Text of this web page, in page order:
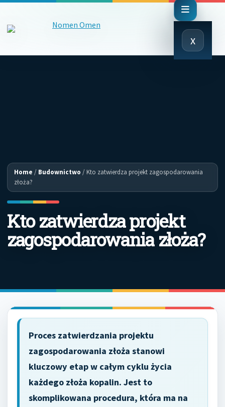
x
Close
Menu
Home / Budownictwo /Kto zatwierdza projekt zagospodarowania
złoża?
Kto zatwierdza projekt
zagospodarowania złoża?
Proces zatwierdzania projektu
zagospodarowania złoża stanowi
kluczowy etap w całym cyklu życia
każdego złoża kopalin. Jest to
skomplikowana procedura, która ma na